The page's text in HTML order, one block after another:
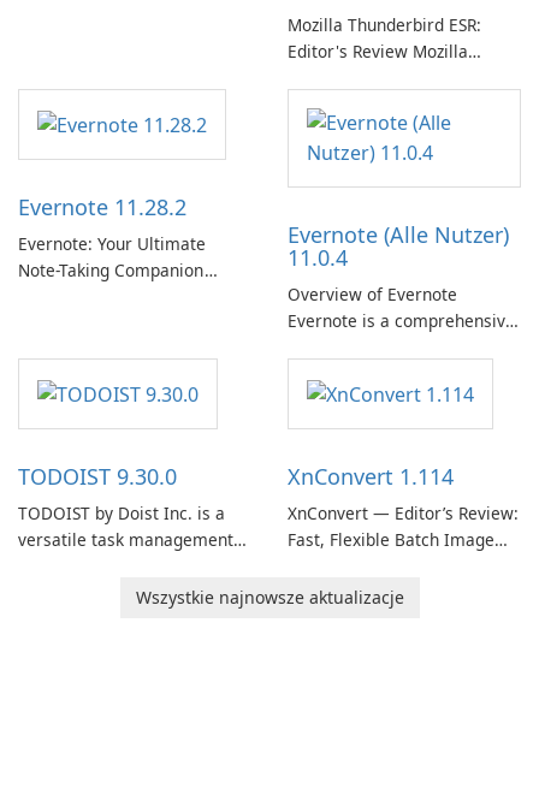
Mozilla Thunderbird ESR:
Editor's Review Mozilla
Support Release) is the long-
term support channel of the
Thunderbird desktop email
client designed for
need predictable …
Evernote 11.28.2
Evernote: Your Ultimate
Note-Taking Companion
helps users capture ideas,
organize to-do lists, and keep
track of important
Evernote (Alle Nutzer)
11.0.4
Overview of Evernote
Evernote is a comprehensive
users capture, organize, and
access information across
TODOIST 9.30.0
TODOIST by Doist Inc. is a
versatile task management
individuals and teams
XnConvert 1.114
XnConvert — Editor’s Review:
Fast, Flexible Batch Image
macOS and Linux XnConvert
Wszystkie najnowsze aktualizacje